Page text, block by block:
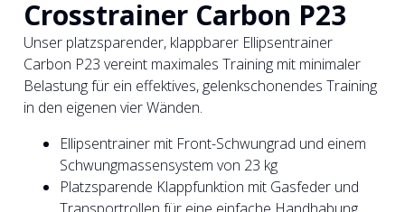
Crosstrainer Carbon P23
Unser platzsparender, klappbarer Ellipsentrainer
Carbon P23 vereint maximales Training mit minimaler
Belastung für ein effektives, gelenkschonendes Training
in den eigenen vier Wänden.
Ellipsentrainer mit Front-Schwungrad und einem
Schwungmassensystem von 23 kg
Platzsparende Klappfunktion mit Gasfeder und